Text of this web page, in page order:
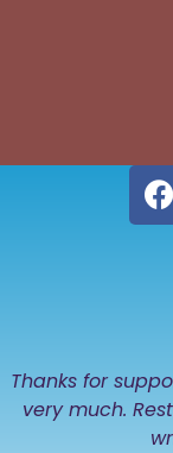
Thanks for
very much.